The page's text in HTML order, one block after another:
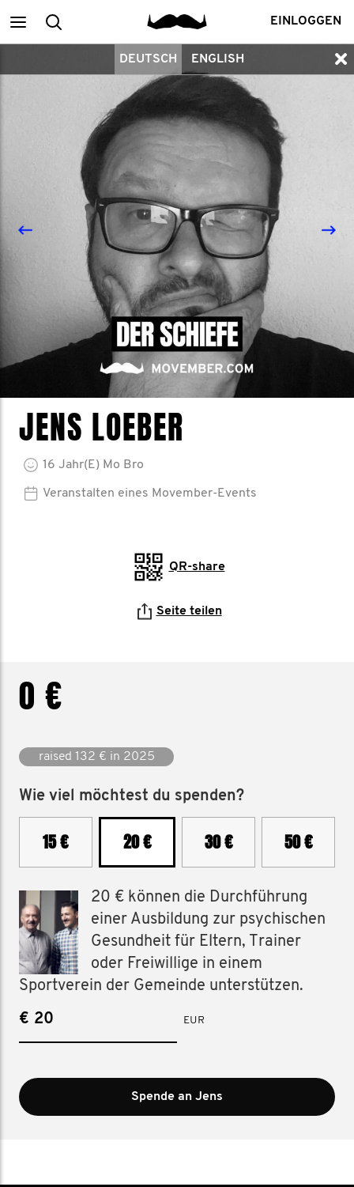
MainSuchen EINLOGGEN
DEUTSCH ENGLISH
JENS LOEBER
16 Jahr(e) Mo Bro
Veranstalten eines Movember-Events
QR-share
Seite teilen
0 €
raised 132 € in 2025
Wie viel möchtest du spenden?
15 € 20 € 30 € 50 €
20 € können die Durchführung
einer Ausbildung zur psychischen
Gesundheit für Eltern, Trainer
oder Freiwillige in einem
Sportverein der Gemeinde unterstützen.
€ EUR
Spende an Jens